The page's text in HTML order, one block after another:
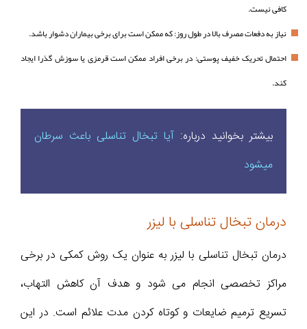
کافی نیست.
نیاز به دفعات مصرف بالا در طول روز: که ممکن است برای برخی بیماران دشوار باشد.
احتمال تحریک خفیف پوستی: در برخی افراد ممکن است قرمزی یا سوزش گذرا ایجاد
کند.
بیشتر بخوانید درباره: آیا تبخال تناسلی باعث سرطان
میشود
درمان تبخال تناسلی با لیزر
درمان تبخال تناسلی با لیزر به عنوان یک روش کمکی در برخی
مراکز تخصصی انجام می شود و هدف آن کاهش التهاب،
تسریع ترمیم ضایعات و کوتاه کردن مدت علائم است. در این